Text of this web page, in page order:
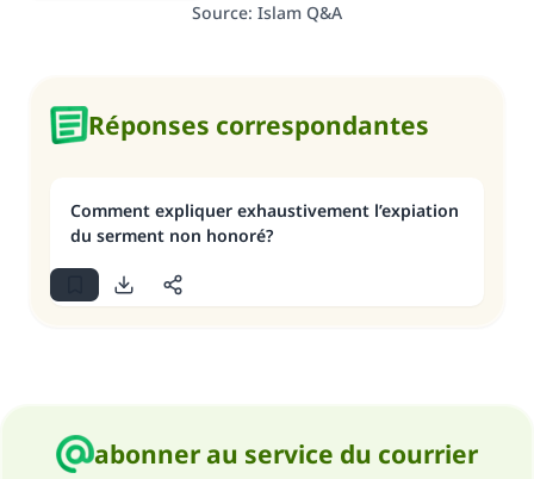
Source: Islam Q&A
Réponses correspondantes
Comment expliquer exhaustivement l’expiation
du serment non honoré?
abonner au service du courrier